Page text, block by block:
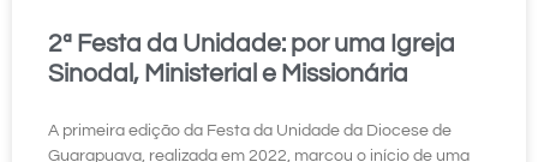
2ª Festa da Unidade: por uma Igreja
Sinodal, Ministerial e Missionária
A primeira edição da Festa da Unidade da Diocese de
Guarapuava, realizada em 2022, marcou o início de uma